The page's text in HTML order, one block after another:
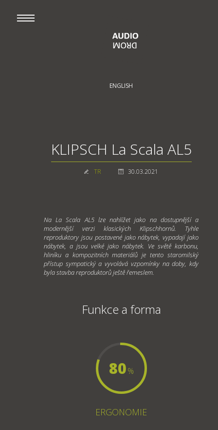
ENGLISH
KLIPSCH La Scala AL5
TR 30.03.2021
Na La Scala AL5 lze nahlížet jako na dostupnější a
modernější verzi klasických Klipschhornů. Tyhle
reproduktory jsou postavené jako nábytek, vypadají jako
nábytek, a jsou velké jako nábytek. Ve světě karbonu,
hliníku a kompozitních materiálů je tento staromilský
přístup sympatický a vyvolává vzpomínky na doby, kdy
byla stavba reproduktorů ještě řemeslem.
Funkce a forma
80%
ERGONOMIE